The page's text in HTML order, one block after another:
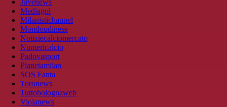
Juvenews
Mediagol
Milanistichannel
Mondoudinese
Notiziecalciomercato
Numericalcio
Padovasport
Pianetamilan
SOS Fanta
Toronews
Tuttobolognaweb
Violanews